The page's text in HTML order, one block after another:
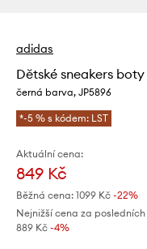
adidas
Dětské sneakers
černá barva, JP5896
*-5 % s kódem: LST
Aktuální cena:
849 Kč
Běžná cena: 1099 Kč -22%
Nejnižší cena za
889 Kč -4%